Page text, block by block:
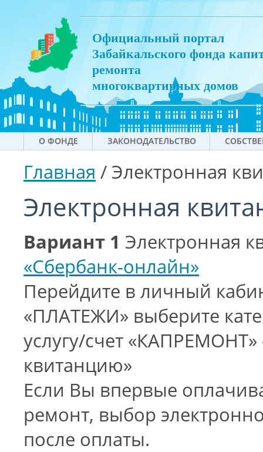
Официальный портал
Забайкальского фонда
ремонта
многоквартирных домов
О ФОНДЕ ЗАКОНОДАТЕЛЬСТВО
Главная / Электронная
Электронная
Вариант 1 Электронная
«Сбербанк-онлайн»
Перейдите в личный
«ПЛАТЕЖИ» выберите
услугу/счет
квитанцию»
Если Вы впервые
ремонт, выбор
после оплаты.